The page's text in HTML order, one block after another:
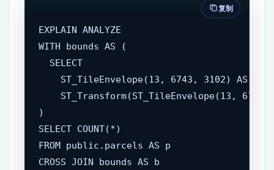
EXPLAIN ANALYZE
WITH bounds AS (
  SELECT
ST_TileEnvelope(13, 6743, 3102) AS
ST_Transform(ST_TileEnvelope(13,
)
SELECT COUNT(*)
FROM public.parcels AS p
CROSS JOIN bounds AS b
复制